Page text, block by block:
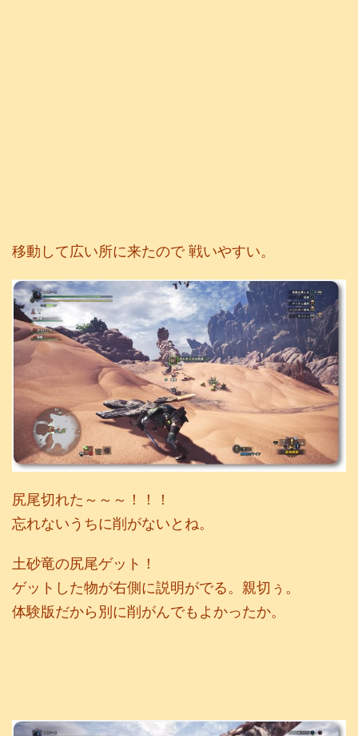
移動して広い所に来たので 戦いやすい。
尻尾切れた～～～！！！
忘れないうちに削がないとね。
土砂竜の尻尾ゲット！
ゲットした物が右側に説明がでる。親切ぅ。
体験版だから別に削がんでもよかったか。